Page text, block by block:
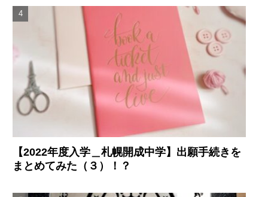
【2022年度入学＿札幌開成中学】出願手続きを
まとめてみた（３）！？